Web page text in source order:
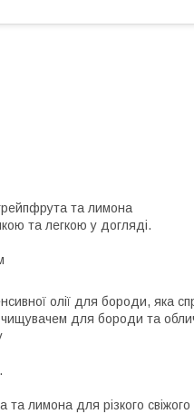
та лимона
та легкою у догляді.
олії для бороди, яка
для бороди та
лимона для різкого